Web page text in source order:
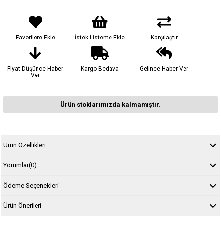
Favorilere Ekle İstek Listeme Ekle Karşılaştır
Fiyat Düşünce Haber
Ver
Kargo Bedava Gelince Haber Ver
Ürün stoklarımızda kalmamıştır.
Ürün Özellikleri
Yorumlar(0)
Ödeme Seçenekleri
Ürün Önerileri